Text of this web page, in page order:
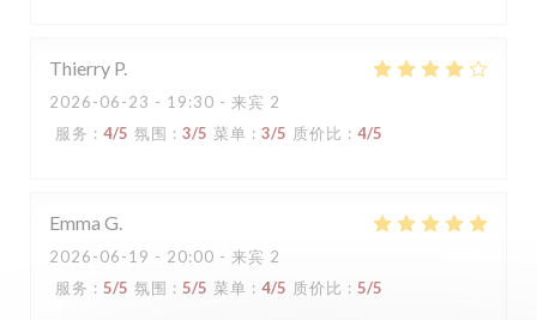
Thierry P
2026-06-23 - 19:30 - 来宾 2
服务 : 4/5 氛围 : 3/5 菜单 : 3/5 质价比 : 4/5
Emma G
2026-06-19 - 20:00 - 来宾 2
服务 : 5/5 氛围 : 5/5 菜单 : 4/5 质价比 : 5/5